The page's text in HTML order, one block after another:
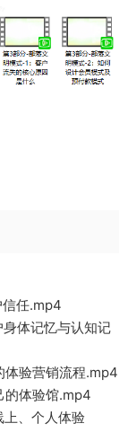
任.mp4
体记忆与认知记
验营销流程.mp4
的体验馆.mp4
、个人体验